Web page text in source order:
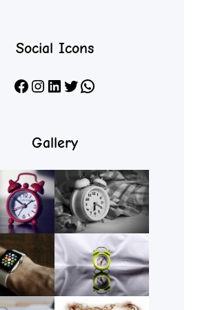
Social Icons
Facebook Instagram LinkedIn X WhatsApp
Gallery